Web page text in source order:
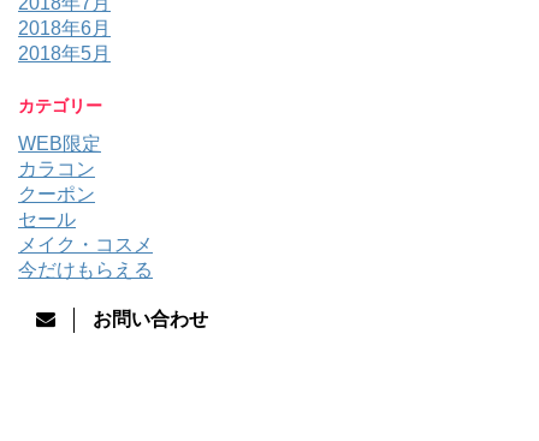
2018年6月
2018年5月
カテゴリー
WEB限定
カラコン
クーポン
セール
メイク・コスメ
今だけもらえる
お問い合わせ